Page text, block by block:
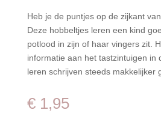
Heb je de puntjes op de zijkant
Deze hobbeltjes leren een kind
potlood in zijn of haar vingers zit.
informatie aan het tastzintuigen in
leren schrijven steeds makkelijker
€1,95